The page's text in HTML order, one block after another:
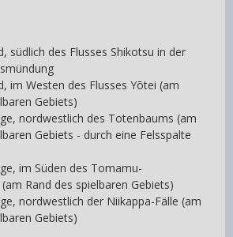
südlich des Flusses Shikotsu in der
im Westen des Flusses Yōtei (am
Gebiets)
nordwestlich des Totenbaums (am
Gebiets - durch eine Felsspalte
im Süden des Tomamu-
Rand des spielbaren Gebiets)
nordwestlich der Niikappa-Fälle (am
Gebiets)